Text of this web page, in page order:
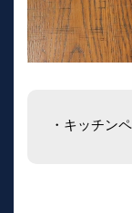
・キッチン